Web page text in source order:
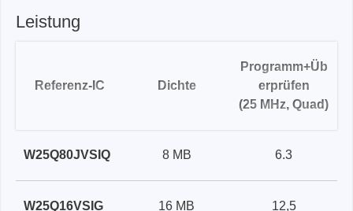
Leistung
Referenz-IC Dichte
Programm+Üb
erprüfen
(25 MHz, Quad)
W25Q80JVSIQ 8 MB 6.3
W25Q16VSIG 16 MB 12,5